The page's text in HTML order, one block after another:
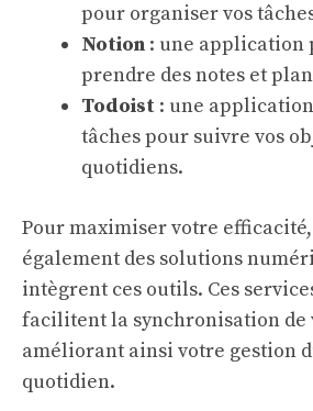
pour organiser vos
Notion : une application
prendre des notes et
Todoist : une
tâches pour suivre vos
quotidiens.
Pour maximiser votre
également des solutions
intègrent ces outils. Ces
facilitent la synchronisation de
améliorant ainsi votre gestion
quotidien.